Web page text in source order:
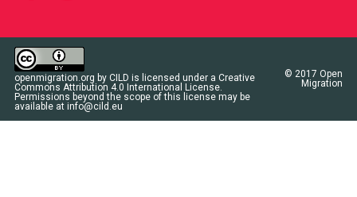
openmigration.org by CILD is licensed under a Creative
Commons Attribution 4.0 International License.
Permissions beyond the scope of this license may be
available at info@cild.eu
© 2017 Open
Migration